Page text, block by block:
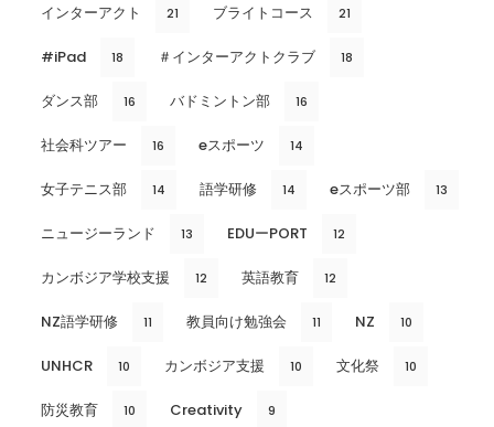
インターアクト 21 ブライトコース 21
#iPad 18 ＃インターアクトクラブ 18
ダンス部 16 バドミントン部 16
社会科ツアー 16 eスポーツ 14
女子テニス部 14 語学研修 14 eスポーツ部 13
ニュージーランド 13 EDUーPORT 12
カンボジア学校支援 12 英語教育 12
NZ語学研修 11 教員向け勉強会 11 NZ 10
UNHCR 10 カンボジア支援 10 文化祭 10
防災教育 10 Creativity 9